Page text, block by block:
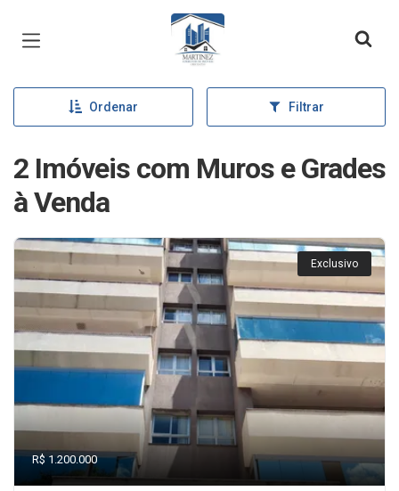
Página inicial
Ordenar Filtrar
2 Imóveis com Muros e Grades
à Venda
Exclusivo
R$ 1.200.000